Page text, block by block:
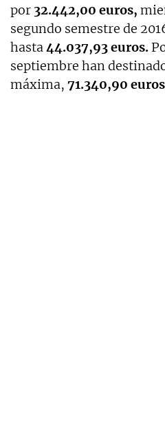
por 32.442,00 euros,
segundo semestre de
hasta44.037,93 euros.
septiembre han
máxima, 71.340,90